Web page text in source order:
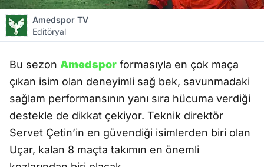
Amedspor TV
Editöryal
Bu sezon Amedspor formasıyla en çok maça
çıkan isim olan deneyimli sağ bek, savunmadaki
sağlam performansının yanı sıra hücuma verdiği
destekle de dikkat çekiyor. Teknik direktör
Servet Çetin’in en güvendiği isimlerden biri olan
Uçar, kalan 8 maçta takımın en önemli